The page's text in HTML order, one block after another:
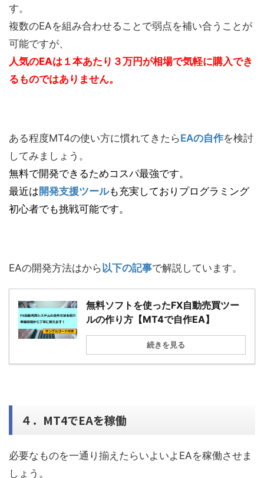
す。
複数のEAを組み合わせることで弱点を補い合うことが
可能ですが、
人気のEAは１本あたり３万円が相場で気軽に購入でき
るものではありません。
ある程度MT4の使い方に慣れてきたらEAの自作を検討
してみましょう。
無料で開発できるためコスパ最強です。
最近は 開発支援ツールも充実しておりプログラミング
初心者でも挑戦可能です。
EAの開発方法はから 以下の記事で解説しています。
無料ソフトを使ったFX自動売買ツー
ルの作り方【MT4で自作EA】
続きを見る
４．MT4でEAを稼働
必要なものを一通り揃えたらいよいよEAを稼働させま
しょう。